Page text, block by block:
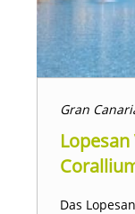
Gran
Das